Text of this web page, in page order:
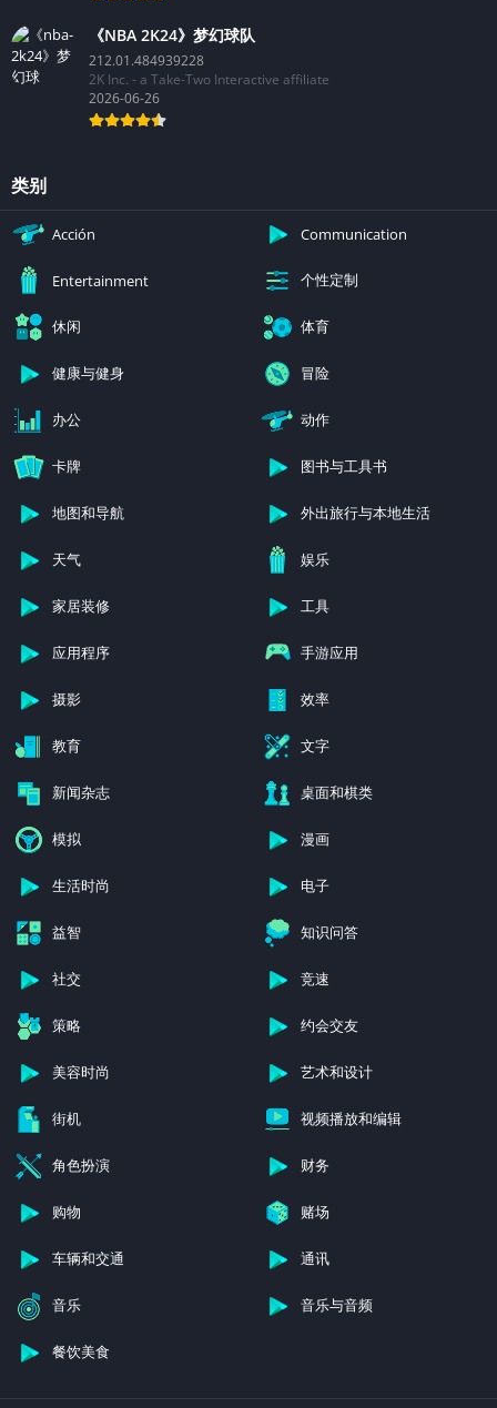
《NBA 2K24》梦幻球队
212.01.484939228
2K Inc. - a Take-Two Interactive affiliate
2026-06-26
类别
Acción Communication
Entertainment 个性定制
休闲 体育
健康与健身 冒险
办公 动作
卡牌 图书与工具书
地图和导航 外出旅行与本地生活
天气 娱乐
家居装修 工具
应用程序 手游应用
摄影 效率
教育 文字
新闻杂志 桌面和棋类
模拟 漫画
生活时尚 电子
益智 知识问答
社交 竞速
策略 约会交友
美容时尚 艺术和设计
街机 视频播放和编辑
角色扮演 财务
购物 赌场
车辆和交通 通讯
音乐 音乐与音频
餐饮美食